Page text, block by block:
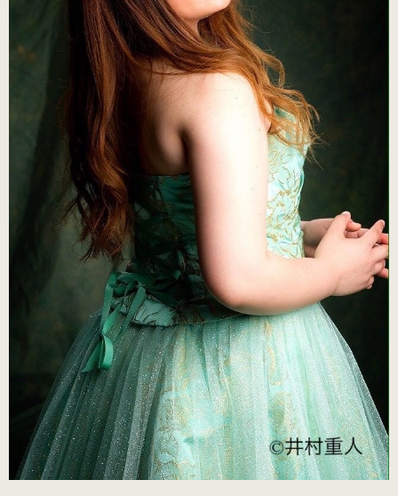
練習用（ヒール高2cm）
練習用（ストレッチ生地）
（22.5～26.0cm）数量限定商品
練習用（ストレッチ生地）
子供サイズ
（21.0～22.0cm）数量限定商品
室内用ルームシューズ
（ヒール高2.5cm）
ピアニスト用（ヒール高5cm）
3WAY(ブラック・本革)
（22.0～25.0cm）
3WAY (シルバー・本革)